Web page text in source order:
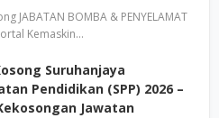
JABATAN BOMBA & PENYELAMAT
Kemaskin…
Suruhanjaya
Pendidikan (SPP) 2026 –
Jawatan